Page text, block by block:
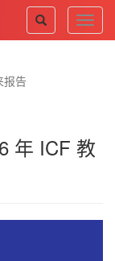
报告
年 ICF 教